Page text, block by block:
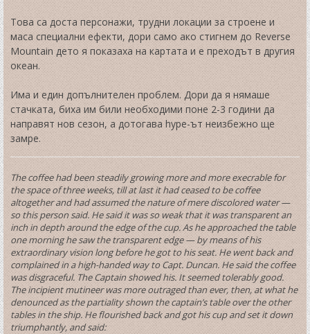
Това са доста персонажи, трудни локации за строене и
маса специални ефекти, дори само ако стигнем до Reverse
Mountain дето я показаха на картата и е преходът в другия
океан.
Има и един допълнителен проблем. Дори да я нямаше
стачката, биха им били необходими поне 2-3 години да
направят нов сезон, а дотогава hype-ът неизбежно ще
замре.
The coffee had been steadily growing more and more execrable for
the space of three weeks, till at last it had ceased to be coffee
altogether and had assumed the nature of mere discolored water —
so this person said. He said it was so weak that it was transparent an
inch in depth around the edge of the cup. As he approached the table
one morning he saw the transparent edge — by means of his
extraordinary vision long before he got to his seat. He went back and
complained in a high-handed way to Capt. Duncan. He said the coffee
was disgraceful. The Captain showed his. It seemed tolerably good.
The incipient mutineer was more outraged than ever, then, at what he
denounced as the partiality shown the captain’s table over the other
tables in the ship. He flourished back and got his cup and set it down
triumphantly, and said: